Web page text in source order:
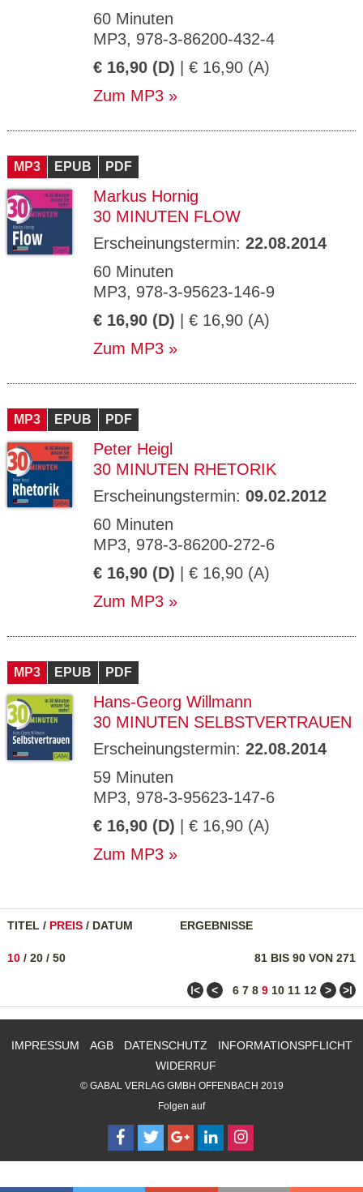
60 Minuten
MP3, 978-3-86200-432-4
€ 16,90 (D) | € 16,90 (A)
Zum MP3
MP3 EPUB PDF
Markus Hornig
30 MINUTEN FLOW
Erscheinungstermin: 22.08.2014
60 Minuten
MP3, 978-3-95623-146-9
€ 16,90 (D) | € 16,90 (A)
Zum MP3
MP3 EPUB PDF
Peter Heigl
30 MINUTEN RHETORIK
Erscheinungstermin: 09.02.2012
60 Minuten
MP3, 978-3-86200-272-6
€ 16,90 (D) | € 16,90 (A)
Zum MP3
MP3 EPUB PDF
Hans-Georg Willmann
30 MINUTEN SELBSTVERTRAUEN
Erscheinungstermin: 22.08.2014
59 Minuten
MP3, 978-3-95623-147-6
€ 16,90 (D) | € 16,90 (A)
Zum MP3
TITEL / PREIS / DATUM ERGEBNISSE
81 BIS 90 VON 271
10 / 20 / 50
ǀ< < 6 7 8 9 10 11 12 > >ǀ
IMPRESSUM AGB DATENSCHUTZ
INFORMATIONSPFLICHT
WIDERRUF
© GABAL VERLAG GMBH OFFENBACH 2019
Folgen auf